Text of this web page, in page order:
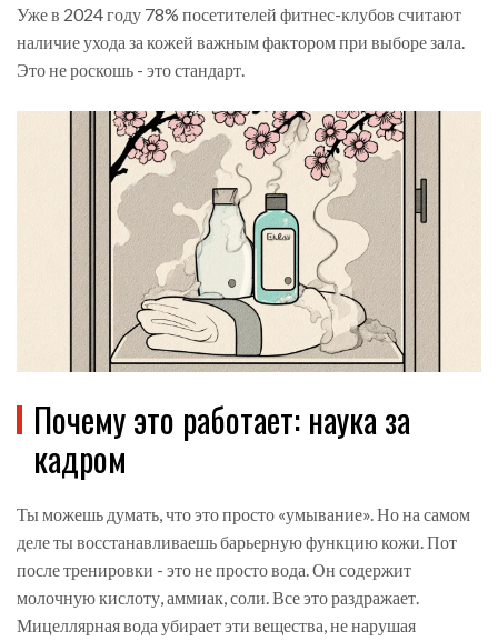
Уже в 2024 году 78% посетителей фитнес-клубов считают
наличие ухода за кожей важным фактором при выборе зала.
Это не роскошь - это стандарт.
Почему это работает: наука за
кадром
Ты можешь думать, что это просто «умывание». Но на самом
деле ты восстанавливаешь барьерную функцию кожи. Пот
после тренировки - это не просто вода. Он содержит
молочную кислоту, аммиак, соли. Все это раздражает.
Мицеллярная вода убирает эти вещества, не нарушая